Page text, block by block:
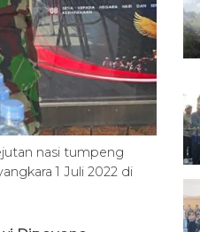
nasi tumpeng
1 Juli 2022 di